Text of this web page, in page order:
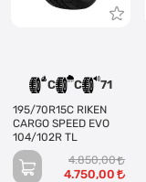
C C 71
195/70R15C RIKEN
CARGO SPEED EVO
104/102R TL
4.850,00
4.750,00